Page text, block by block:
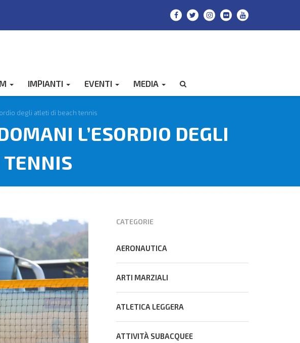
IMPIANTI EVENTI MEDIA
degli atleti di beach tennis
L’ESORDIO DEGLI
TENNIS
CATEGORIE
AERONAUTICA
ARTI MARZIALI
ATLETICA LEGGERA
ATTIVITÀ SUBACQUEE